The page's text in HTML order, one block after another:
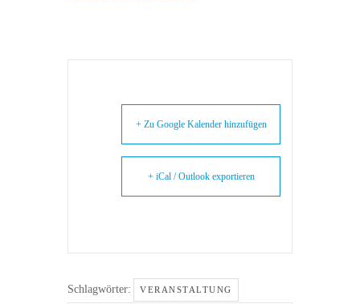
+ Zu Google Kalender hinzufügen
+ iCal / Outlook exportieren
Schlagwörter: VERANSTALTUNG